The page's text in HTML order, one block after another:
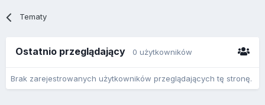
Tematy
Ostatnio przeglądający 0 użytkowników
Brak zarejestrowanych użytkowników przeglądających tę stronę.